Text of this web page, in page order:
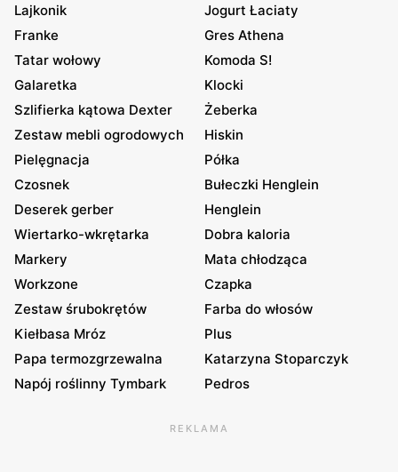
Lajkonik
Jogurt Łaciaty
Franke
Gres Athena
Tatar wołowy
Komoda S!
Galaretka
Klocki
Szlifierka kątowa Dexter
Żeberka
Zestaw mebli ogrodowych
Hiskin
Pielęgnacja
Półka
Czosnek
Bułeczki Henglein
Deserek gerber
Henglein
Wiertarko-wkrętarka
Dobra kaloria
Markery
Mata chłodząca
Workzone
Czapka
Zestaw śrubokrętów
Farba do włosów
Kiełbasa Mróz
Plus
Papa termozgrzewalna
Katarzyna Stoparczyk
Napój roślinny Tymbark
Pedros
REKLAMA